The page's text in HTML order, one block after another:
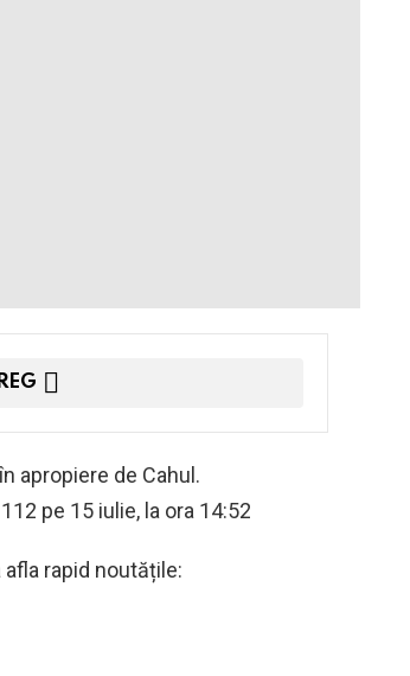
apropiere de Cahul.
pe 15 iulie, la ora 14:52
rapid noutățile: